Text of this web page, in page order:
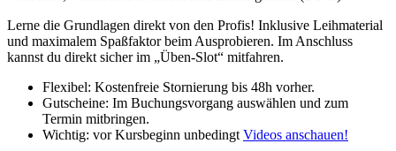
Lerne die Grundlagen direkt von den Profis! Inklusive Leihmaterial
und maximalem Spaßfaktor beim Ausprobieren. Im Anschluss
kannst du direkt sicher im „Üben-Slot“ mitfahren.
Flexibel: Kostenfreie Stornierung bis 48h vorher.
Gutscheine: Im Buchungsvorgang auswählen und zum
Termin mitbringen.
Wichtig: vor Kursbeginn unbedingt Videos anschauen!